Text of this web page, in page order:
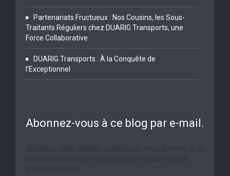
Partenariats Fructueux : Nos Cousins, les Sous-
Traitants Réguliers chez DUARIG Transports, une
Force Collaborative
DUARIG Transports : À la Conquête de
l’Exceptionnel
Abonnez-vous à ce blog par e-mail.